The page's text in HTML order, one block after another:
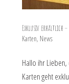
Exklusiv erhältlich
Karten, News
Hallo ihr
Karten geht